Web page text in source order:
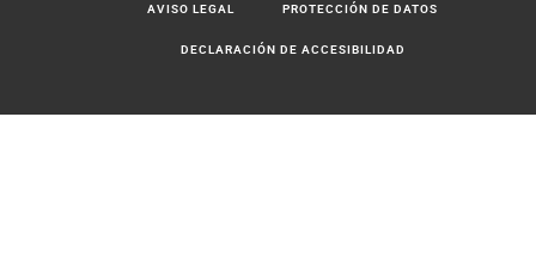
AVISO LEGAL PROTECCIÓN DE DATOS
DECLARACIÓN DE ACCESIBILIDAD